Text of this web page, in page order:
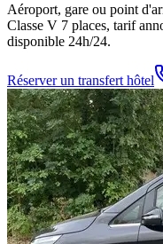
Aéroport, gare ou point
Classe V 7 places, tarif
disponible 24h/24.
Réserver un transfert hôtel